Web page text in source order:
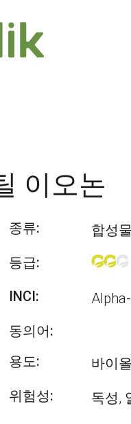
이오논
종류:
합성
등급:
INCI:
동의어:
용도:
바이
위험성:
독성,